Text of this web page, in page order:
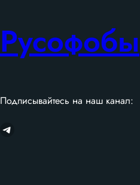
Русофобы
Подписывайтесь на наш канал:
Telegram